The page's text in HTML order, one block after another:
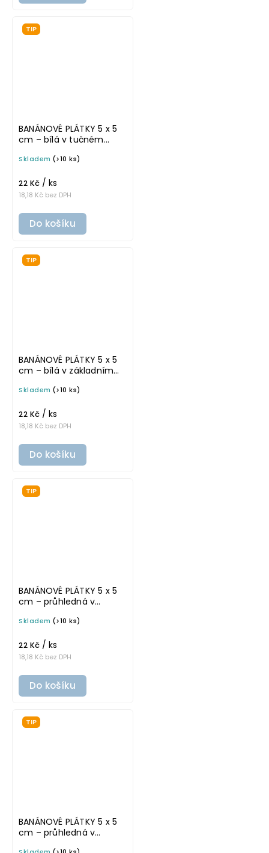
TIP
BANÁNOVÉ PLÁTKY 5 x 5
cm – bílá v tučném
samolepka na
Skladem (>10 ks)
18,18 Kč bez DPH
22 Kč / ks
Do košíku
TIP
BANÁNOVÉ PLÁTKY 5 x 5
cm – bílá v základním
samolepka na
Skladem (>10 ks)
18,18 Kč bez DPH
22 Kč / ks
Do košíku
TIP
BANÁNOVÉ PLÁTKY 5 x 5
cm – průhledná v
omyvatelná samolepka
Skladem (>10 ks)
18,18 Kč bez DPH
22 Kč / ks
Do košíku
TIP
BANÁNOVÉ PLÁTKY 5 x 5
cm – průhledná v